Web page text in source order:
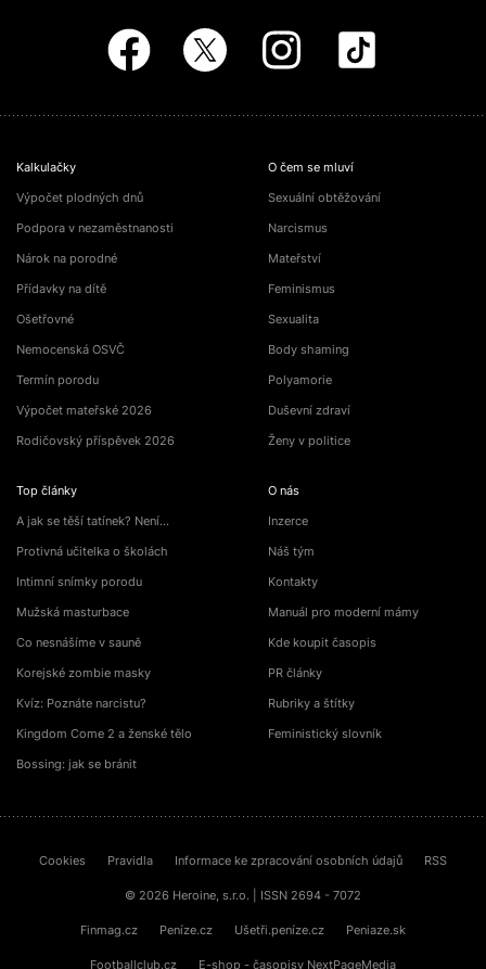
Kalkulačky
Výpočet plodných dnů
Podpora v nezaměstnanosti
Nárok na porodné
Přídavky na dítě
Ošetřovné
Nemocenská OSVČ
Termín porodu
Výpočet mateřské 2026
Rodičovský příspěvek 2026
Top články
A jak se těší tatínek? Není…
Protivná učitelka o školách
Intimní snímky porodu
Mužská masturbace
Co nesnášíme v sauně
Korejské zombie masky
Kvíz: Poznáte narcistu?
Kingdom Come 2 a ženské tělo
Bossing: jak se bránit
O čem se mluví
Sexuální obtěžování
Narcismus
Mateřství
Feminismus
Sexualita
Body shaming
Polyamorie
Duševní zdraví
Ženy v politice
O nás
Inzerce
Náš tým
Kontakty
Manuál pro moderní mámy
Kde koupit časopis
PR články
Rubriky a štítky
Feministický slovník
Cookies Pravidla Informace ke zpracování osobních údajů RSS
© 2026 Heroine, s.r.o. | ISSN 2694 - 7072
Finmag.cz Peníze.cz Ušetři.peníze.cz Peniaze.sk
Footballclub.cz E-shop - časopisy NextPageMedia